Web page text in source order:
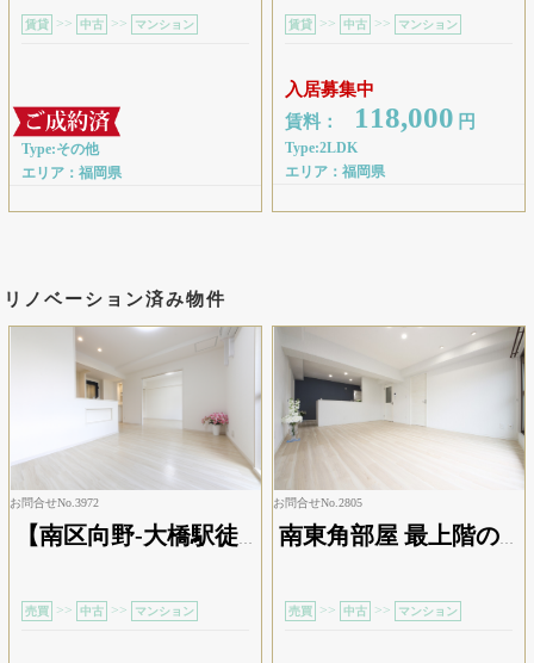
賃貸 >> 中古 >> マンション
Type:その他
エリア：福岡県
賃貸 >> 中古 >> マンション
入居募集中
賃料：
118,000 円
Type:2LDK
エリア：福岡県
リノベーション済み物件
お問合せNo.3972
売買 >> 中古 >> マンション
お問合せNo.2805
売買 >> 中古 >> マンション